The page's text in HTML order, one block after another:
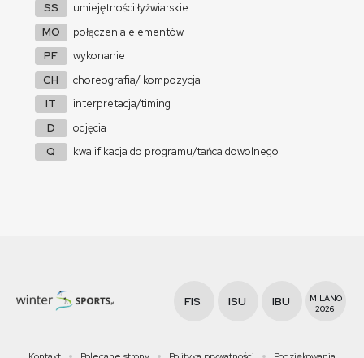
SS
umiejętności łyżwiarskie
MO
połączenia elementów
PF
wykonanie
CH
choreografia/ kompozycja
IT
interpretacja/timing
D
odjęcia
Q
kwalifikacja do programu/tańca dowolnego
FIS ISU IBU
MILANO
2026